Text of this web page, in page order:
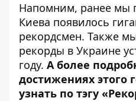
Напомним, ранее мы
Киева появилось
рекордсмен. Также
рекорды в Украине
году. А более
достижениях этого
узнать по тэгу